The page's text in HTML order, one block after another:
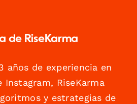
de RiseKarma
años de experiencia en
Instagram, RiseKarma
y estrategias de